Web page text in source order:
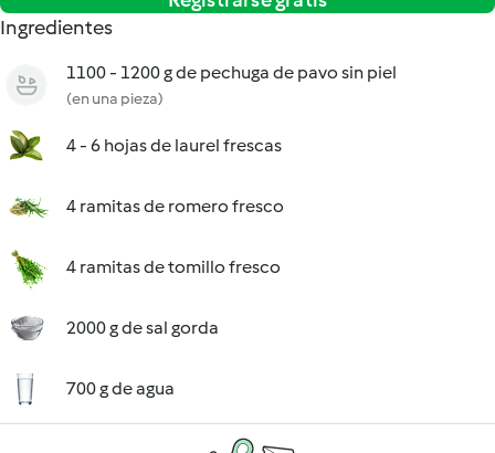
Ingredientes
1100 - 1200 g de pechuga de pavo sin piel
(en una pieza)
4 - 6 hojas de laurel frescas
4 ramitas de romero fresco
4 ramitas de tomillo fresco
2000 g de sal gorda
700 g de agua